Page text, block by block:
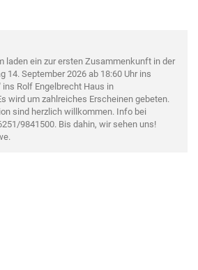
laden ein zur ersten Zusammenkunft in der
14. September 2026 ab 18:60 Uhr ins
Rolf Engelbrecht Haus in
wird um zahlreiches Erscheinen gebeten.
sind herzlich willkommen. Info bei
9841500. Bis dahin, wir sehen uns!